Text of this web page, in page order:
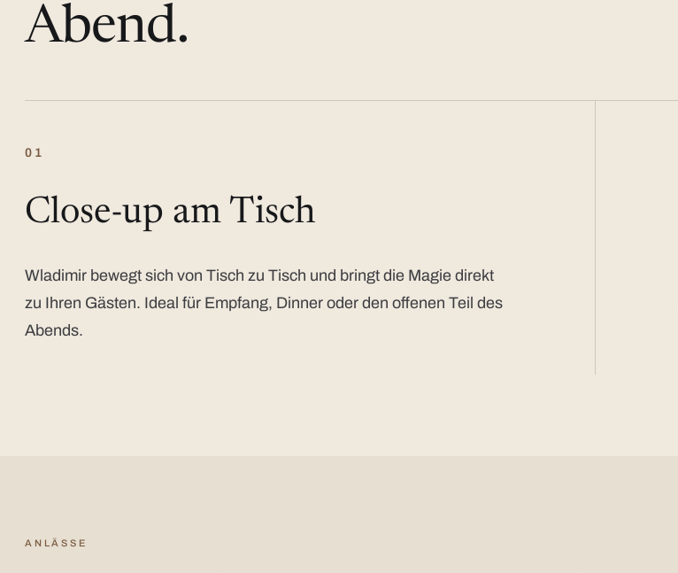
Abend.
01
Close-up am Tisch
Wladimir bewegt sich von Tisch zu Tisch und bringt die Magie direkt
zu Ihren Gästen. Ideal für Empfang, Dinner oder den offenen Teil des
Abends.
ANLÄSSE